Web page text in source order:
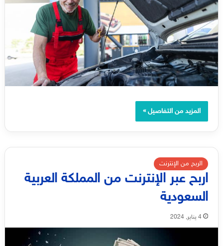
المزيد من التفاصيل »
الربح من الإنترنت
اربح عبر الإنترنت من المملكة العربية
السعودية
4 يناير, 2024